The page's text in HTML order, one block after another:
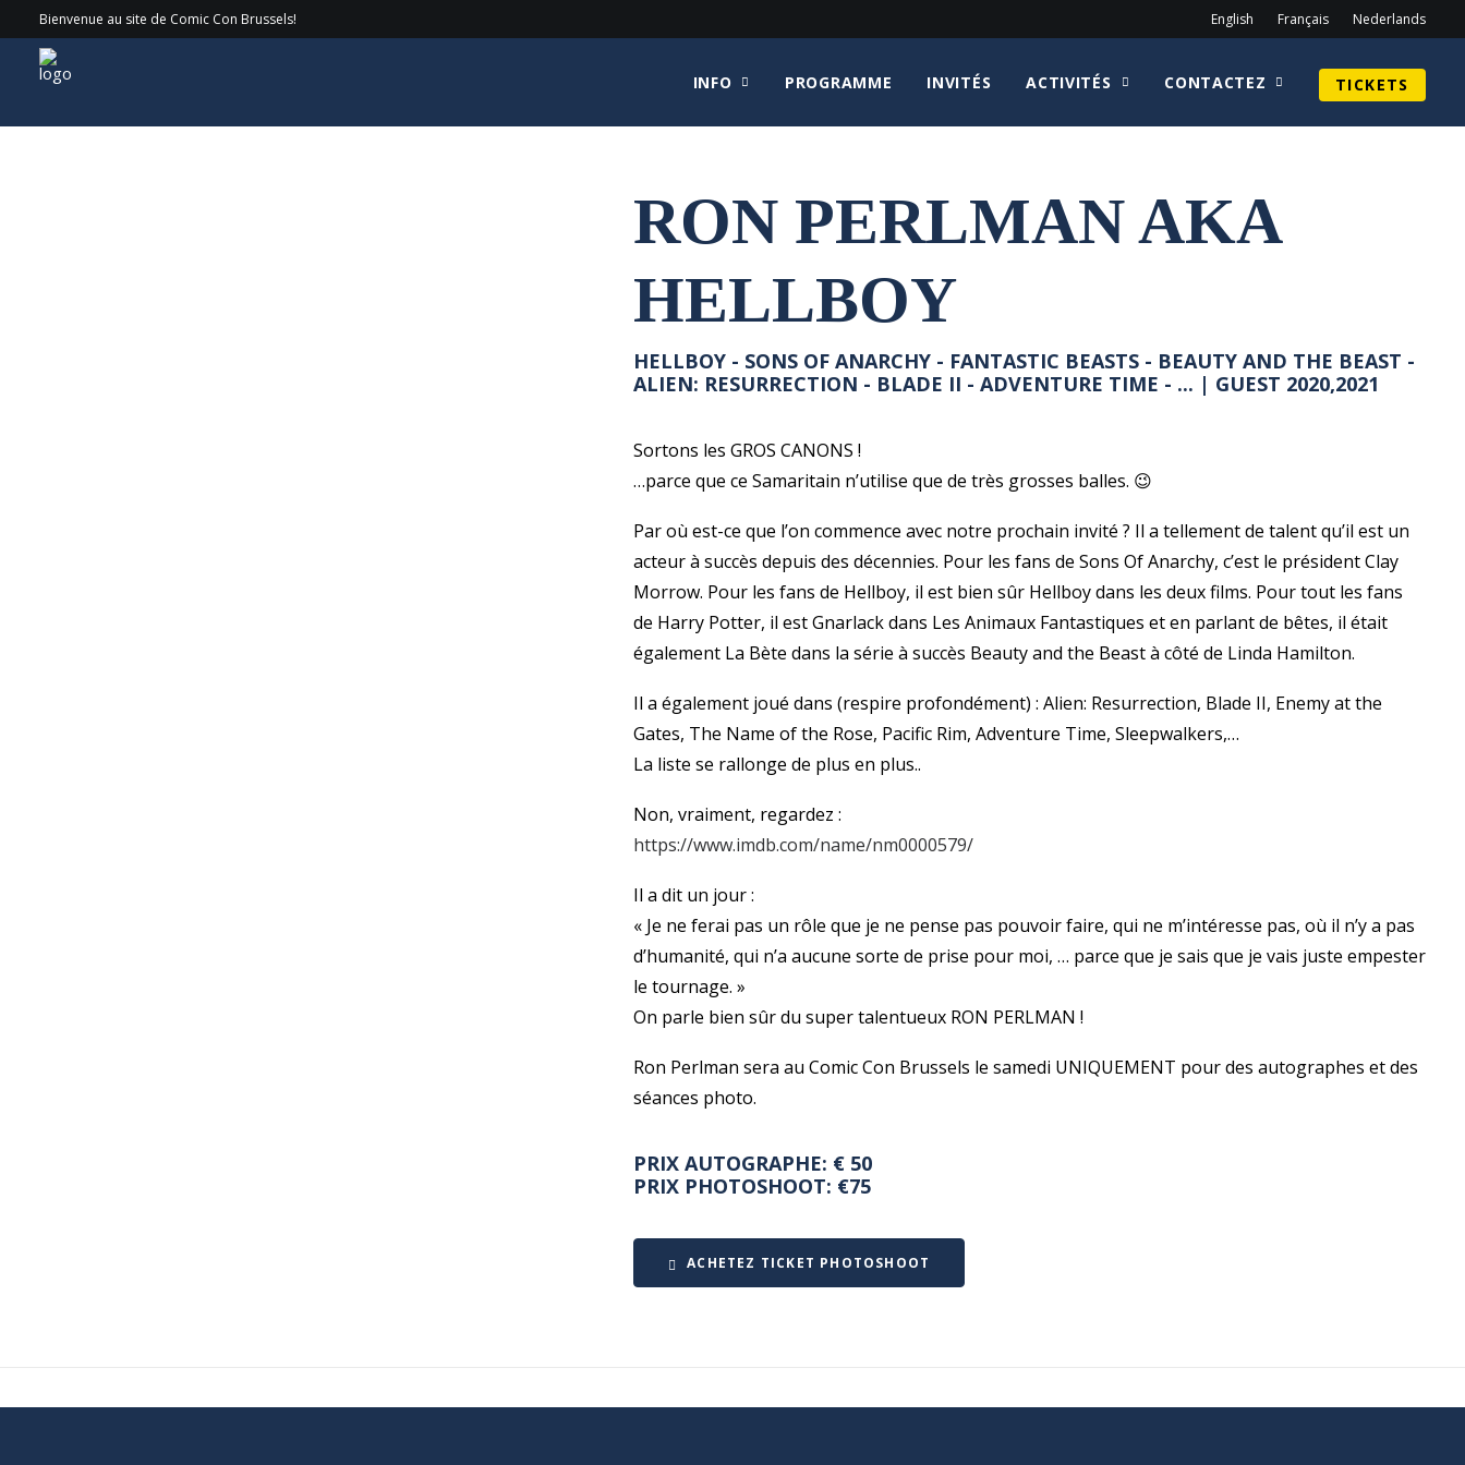
Bienvenue au site de Comic Con Brussels! English Français Nederlands
INFO PROGRAMME INVITÉS ACTIVITÉS CONTACTEZ TICKETS
Invités
RON PERLMAN AKA
HELLBOY
HELLBOY - SONS OF ANARCHY - FANTASTIC BEASTS - BEAUTY AND THE BEAST -
ALIEN: RESURRECTION - BLADE II - ADVENTURE TIME - ... | GUEST 2020,2021
Sortons les GROS CANONS !
…parce que ce Samaritain n’utilise que de très grosses balles. 😉
Par où est-ce que l’on commence avec notre prochain invité ? Il a tellement de talent qu’il est un
acteur à succès depuis des décennies. Pour les fans de Sons Of Anarchy, c’est le président Clay
Morrow. Pour les fans de Hellboy, il est bien sûr Hellboy dans les deux films. Pour tout les fans
de Harry Potter, il est Gnarlack dans Les Animaux Fantastiques et en parlant de bêtes, il était
également La Bète dans la série à succès Beauty and the Beast à côté de Linda Hamilton.
Il a également joué dans (respire profondément) : Alien: Resurrection, Blade II, Enemy at the
Gates, The Name of the Rose, Pacific Rim, Adventure Time, Sleepwalkers,…
La liste se rallonge de plus en plus..
Non, vraiment, regardez :
https://www.imdb.com/name/nm0000579/
Il a dit un jour :
« Je ne ferai pas un rôle que je ne pense pas pouvoir faire, qui ne m’intéresse pas, où il n’y a pas
d’humanité, qui n’a aucune sorte de prise pour moi, … parce que je sais que je vais juste empester
le tournage. »
On parle bien sûr du super talentueux RON PERLMAN !
Ron Perlman sera au Comic Con Brussels le samedi UNIQUEMENT pour des autographes et des
séances photo.
PRIX AUTOGRAPHE: € 50
PRIX PHOTOSHOOT: €75
ACHETEZ TICKET PHOTOSHOOT